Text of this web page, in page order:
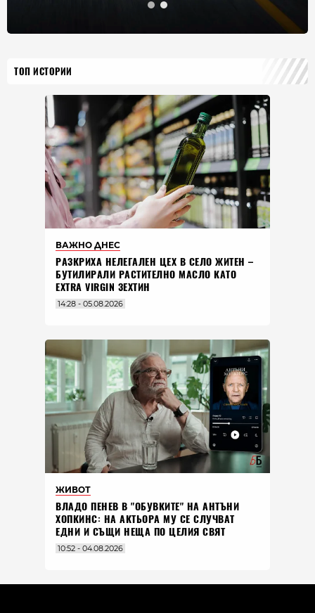
ТОП ИСТОРИИ
ВАЖНО ДНЕС
РАЗКРИХА НЕЛЕГАЛЕН ЦЕХ В СЕЛО ЖИТЕН –
БУТИЛИРАЛИ РАСТИТЕЛНО МАСЛО КАТО
EXTRA VIRGIN ЗЕХТИН
14:28 - 05.08.2026
ЖИВОТ
ВЛАДO ПЕНЕВ В "ОБУВКИТЕ" НА АНТЪНИ
ХОПКИНС: НА АКТЬОРА МУ СЕ СЛУЧВАТ
ЕДНИ И СЪЩИ НЕЩА ПО ЦЕЛИЯ СВЯТ
10:52 - 04.08.2026